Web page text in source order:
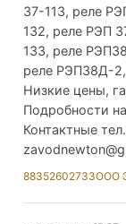
37-113, реле
132, реле РЭП
133, реле
реле РЭП38Д-
Низкие цены,
Подробности
Контактные
88352602733ООО